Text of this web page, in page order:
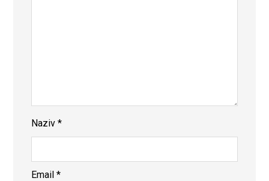
Naziv*
Email*